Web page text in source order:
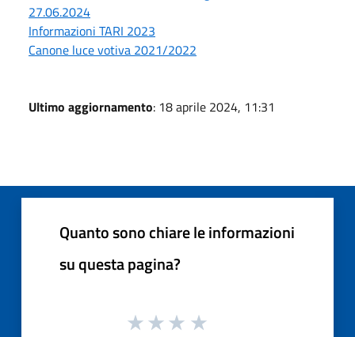
27.06.2024
Informazioni TARI 2023
Canone luce votiva 2021/2022
Ultimo aggiornamento: 18 aprile 2024, 11:31
Quanto sono chiare le informazioni
su questa pagina?